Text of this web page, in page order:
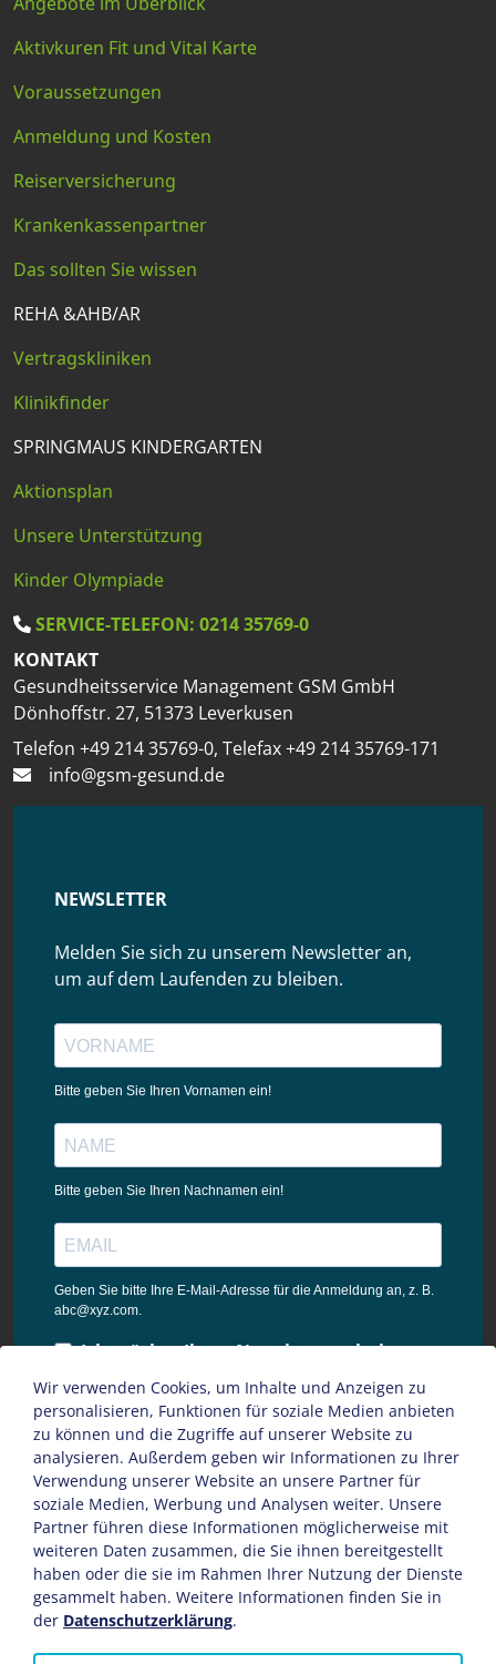
Aktivkuren Fit und Vital Karte
Voraussetzungen
Anmeldung und Kosten
Reiserversicherung
Krankenkassenpartner
Das sollten Sie wissen
REHA &AHB/AR
Vertragskliniken
Klinikfinder
SPRINGMAUS KINDERGARTEN
Aktionsplan
Unsere Unterstützung
Kinder Olympiade
SERVICE-TELEFON: 0214 35769-0
KONTAKT
Gesundheitsservice Management GSM GmbH
Dönhoffstr. 27, 51373 Leverkusen
Telefon +49 214 35769-0, Telefax +49 214 35769-171
info@gsm-gesund.de
NEWSLETTER
Melden Sie sich zu unserem Newsletter an,
um auf dem Laufenden zu bleiben.
Bitte geben Sie Ihren Vornamen ein!
Bitte geben Sie Ihren Nachnamen ein!
Geben Sie bitte Ihre E-Mail-Adresse für die Anmeldung an, z. B.
abc@xyz.com.
Ich möchte Ihren Newsletter erhalten
und akzeptiere die
Datenschutzbestimmungen dieser
Webseite.
Sie können den Newsletter jederzeit über den Link in unserem
Newsletter abbestellen.
Wir verwenden Cookies, um Inhalte und Anzeigen zu
personalisieren, Funktionen für soziale Medien anbieten
zu können und die Zugriffe auf unserer Website zu
analysieren. Außerdem geben wir Informationen zu Ihrer
Verwendung unserer Website an unsere Partner für
soziale Medien, Werbung und Analysen weiter. Unsere
Partner führen diese Informationen möglicherweise mit
weiteren Daten zusammen, die Sie ihnen bereitgestellt
haben oder die sie im Rahmen Ihrer Nutzung der Dienste
gesammelt haben. Weitere Informationen finden Sie in
der Datenschutzerklärung.